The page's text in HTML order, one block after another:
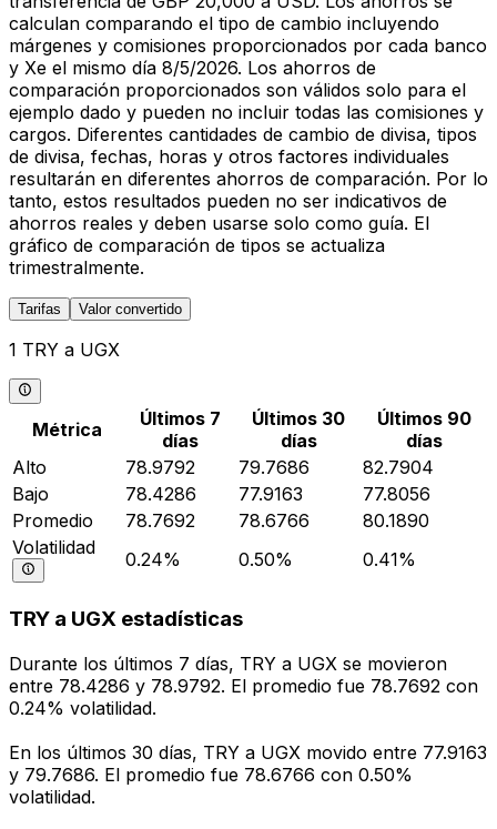
calculan comparando el tipo de cambio incluyendo
márgenes y comisiones proporcionados por cada banco
y Xe el mismo día 8/5/2026. Los ahorros de
comparación proporcionados son válidos solo para el
ejemplo dado y pueden no incluir todas las comisiones y
cargos. Diferentes cantidades de cambio de divisa, tipos
de divisa, fechas, horas y otros factores individuales
resultarán en diferentes ahorros de comparación. Por lo
tanto, estos resultados pueden no ser indicativos de
ahorros reales y deben usarse solo como guía. El
gráfico de comparación de tipos se actualiza
trimestralmente.
Tarifas Valor convertido
1 TRY a UGX
Métrica
Últimos 7
días
Últimos 30
días
Últimos 90
días
Alto
78.9792 79.7686
82.7904
Bajo
78.4286 77.9163
77.8056
Promedio
78.7692 78.6766
80.1890
Volatilidad
0.24% 0.50% 0.41%
TRY a UGX estadísticas
Durante los últimos 7 días, TRY a UGX se movieron
entre 78.4286 y 78.9792. El promedio fue 78.7692 con
0.24% volatilidad.
En los últimos 30 días, TRY a UGX movido entre 77.9163
y 79.7686. El promedio fue 78.6766 con 0.50%
volatilidad.